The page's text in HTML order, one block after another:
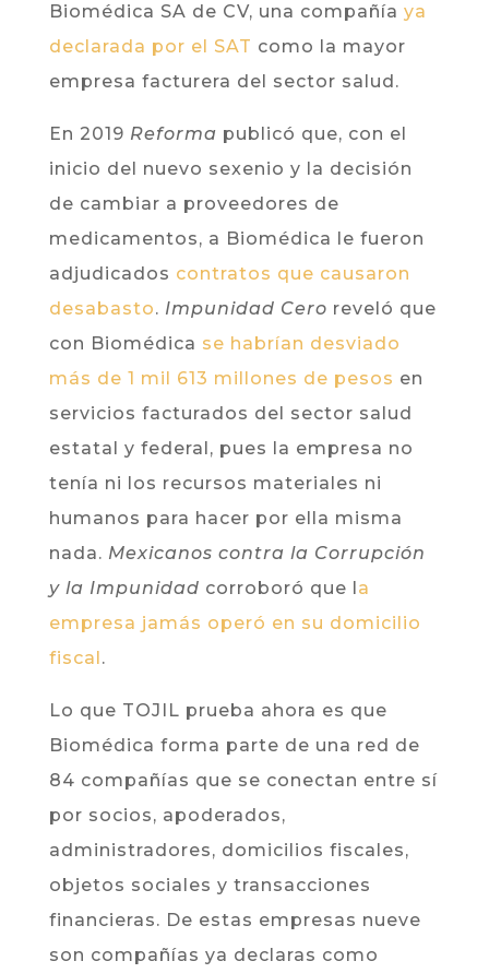
Biomédica SA de CV, una compañía ya
declarada por el SAT como la mayor
empresa facturera del sector salud.
En 2019 Reforma publicó que, con el
inicio del nuevo sexenio y la decisión
de cambiar a proveedores de
medicamentos, a Biomédica le fueron
adjudicados contratos que causaron
desabasto. Impunidad Cero reveló que
con Biomédica se habrían desviado
más de 1 mil 613 millones de pesos en
servicios facturados del sector salud
estatal y federal, pues la empresa no
tenía ni los recursos materiales ni
humanos para hacer por ella misma
nada. Mexicanos contra la Corrupción
y la Impunidad corroboró que la
empresa jamás operó en su domicilio
fiscal.
Lo que TOJIL prueba ahora es que
Biomédica forma parte de una red de
84 compañías que se conectan entre sí
por socios, apoderados,
administradores, domicilios fiscales,
objetos sociales y transacciones
financieras. De estas empresas nueve
son compañías ya declaras como